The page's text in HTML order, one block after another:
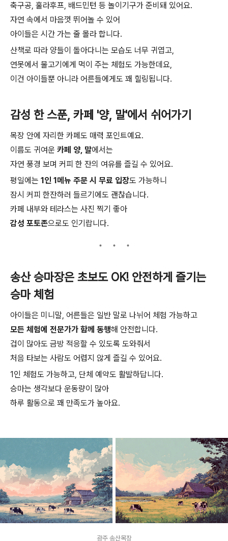
축구공, 훌라후프, 배드민턴 등 놀이기구가 준비돼 있어요.
자연 속에서 마음껏 뛰어놀 수 있어
아이들은 시간 가는 줄 몰라 합니다.
산책로 따라 양들이 돌아다니는 모습도 너무 귀엽고,
연못에서 물고기에게 먹이 주는 체험도 가능한데요,
이건 아이들뿐 아니라 어른들에게도 꽤 힐링됩니다.
감성 한 스푼, 카페 '양, 말'에서 쉬어가기
목장 안에 자리한 카페도 매력 포인트예요.
이름도 귀여운 카페 양, 말에서는
자연 풍경 보며 커피 한 잔의 여유를 즐길 수 있어요.
평일에는 1인 1메뉴 주문 시 무료 입장도 가능하니
잠시 커피 한잔하러 들르기에도 괜찮습니다.
카페 내부와 테라스는 사진 찍기 좋아
감성 포토존으로도 인기랍니다.
송산 승마장은 초보도 OK! 안전하게 즐기는
승마 체험
아이들은 미니말, 어른들은 일반 말로 나뉘어 체험 가능하고
모든 체험에 전문가가 함께 동행해 안전합니다.
겁이 많아도 금방 적응할 수 있도록 도와줘서
처음 타보는 사람도 어렵지 않게 즐길 수 있어요.
1인 체험도 가능하고, 단체 예약도 활발하답니다.
승마는 생각보다 운동량이 많아
하루 활동으로 꽤 만족도가 높아요.
광주 송산목장